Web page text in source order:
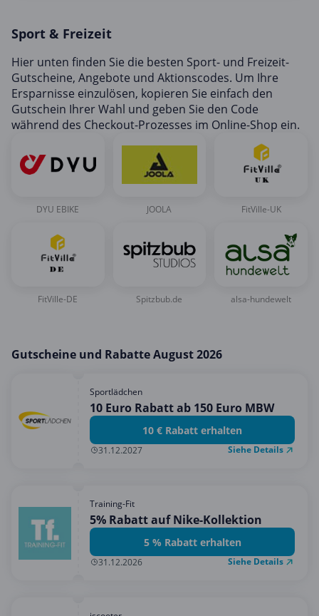
Mode & Accessoires
Shopping
Sonstiges
Sport & Freizeit
Urlaub & Reise
Sport & Freizeit
Hier unten finden Sie die besten Sport- und Freizeit-
Gutscheine, Angebote und Aktionscodes. Um Ihre
Ersparnisse einzulösen, kopieren Sie einfach den
Gutschein Ihrer Wahl und geben Sie den Code
während des Checkout-Prozesses im Online-Shop ein.
DYU EBIKE JOOLA FitVille-UK
FitVille-DE Spitzbub.de alsa-hundewelt
Gutscheine und Rabatte August 2026
Sportlädchen
10 Euro Rabatt ab 150 Euro MBW
10 € Rabatt erhalten
31.12.2027 Siehe Details
Training-Fit
5% Rabatt auf Nike-Kollektion
5 % Rabatt erhalten
31.12.2026 Siehe Details